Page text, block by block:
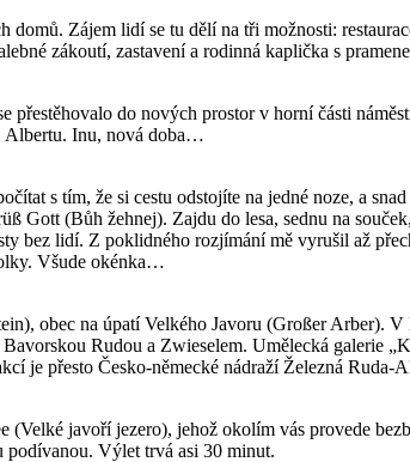
Zájem lidí se tu dělí na tři možnosti:
zákoutí, zastavení a rodinná kaplička s
do nových prostor v horní části
Albertu. Inu, nová doba…
s tím, že si cestu odstojíte na jedné noze, a
Gott (Bůh žehnej). Zajdu do lesa, sednu na
bez lidí. Z poklidného rozjímání mě vyrušil až
Všude okénka…
obec na úpatí Velkého Javoru (Großer Arber).
Rudou a Zwieselem. Umělecká galerie
je přesto Česko-německé nádraží Železná Ruda-
javoří jezero), jehož okolím vás provede
podívanou. Výlet trvá asi 30 minut.